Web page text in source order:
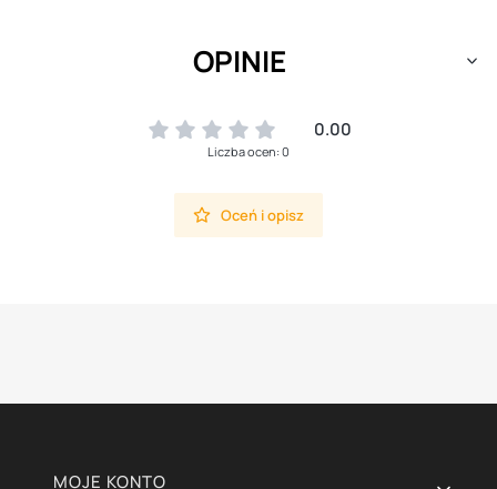
OPINIE
0.00
Liczba ocen: 0
Oceń i opisz
Linki w stopce
MOJE KONTO